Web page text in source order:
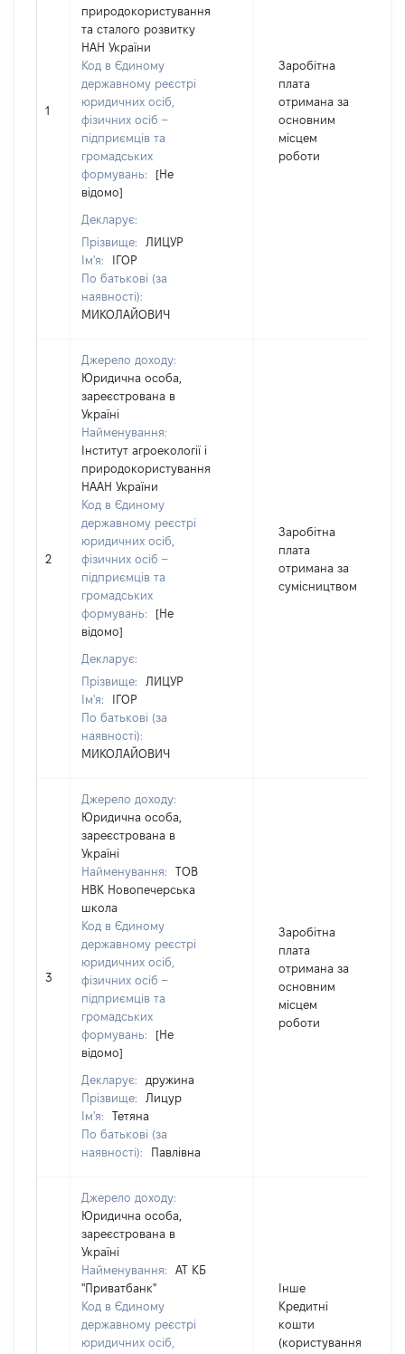
1
природокористування
та сталого розвитку
НАН України
Код в Єдиному
державному реєстрі
юридичних осіб,
фізичних осіб –
підприємців та
громадських
формувань:
[Не
відомо]
Декларує:
Прізвище:
ЛИЦУР
Ім'я:
ІГОР
По батькові (за
наявності):
МИКОЛАЙОВИЧ
Заробітна
плата
отримана за
основним
місцем
роботи
2
Джерело доходу:
Юридична особа,
зареєстрована в
Україні
Найменування:
Інститут агроекології і
природокористування
НААН України
Код в Єдиному
державному реєстрі
юридичних осіб,
фізичних осіб –
підприємців та
громадських
формувань:
[Не
відомо]
Декларує:
Прізвище:
ЛИЦУР
Ім'я:
ІГОР
По батькові (за
наявності):
МИКОЛАЙОВИЧ
Заробітна
плата
отримана за
сумісництвом
3
Джерело доходу:
Юридична особа,
зареєстрована в
Україні
Найменування:
ТОВ
НВК Новопечерська
школа
Код в Єдиному
державному реєстрі
юридичних осіб,
фізичних осіб –
підприємців та
громадських
формувань:
[Не
відомо]
Декларує:
дружина
Прізвище:
Лицур
Ім'я:
Тетяна
По батькові (за
наявності):
Павлівна
Заробітна
плата
отримана за
основним
місцем
роботи
Джерело доходу:
Юридична особа,
зареєстрована в
Україні
Найменування:
АТ КБ
"Приватбанк"
Код в Єдиному
державному реєстрі
юридичних осіб,
Інше
Кредитні
кошти
(користування